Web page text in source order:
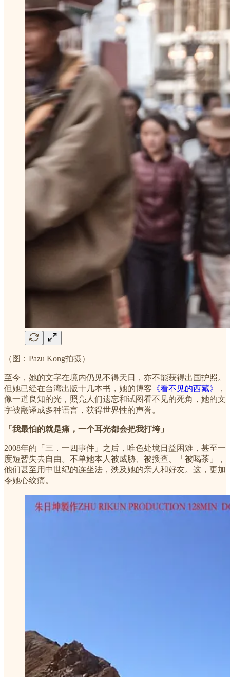
（图：Pazu Kong拍摄）
至今，她的文字在境内仍见不得天日，亦不能获得出国护照。
但她已经在台湾出版十几本书，她的博客 《看不见的西藏》
，
像一道良知的光，照亮人们遗忘和试图看不见的死角，她的文
字被翻译成多种语言，获得世界性的声誉。
「我最怕的就是痛，一个耳光都会把我打垮」
2008年的「三．一四事件」之后，唯色处境日益困难，甚至一
度短暂失去自由。不单她本人被威胁、被搜查、「被喝茶」，
他们甚至用中世纪的连坐法，殃及她的亲人和好友。这，更加
令她心绞痛。